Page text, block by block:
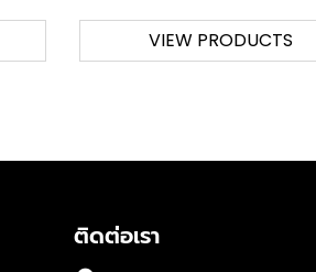
VIEW PRODUCTS
ติดต่อเรา